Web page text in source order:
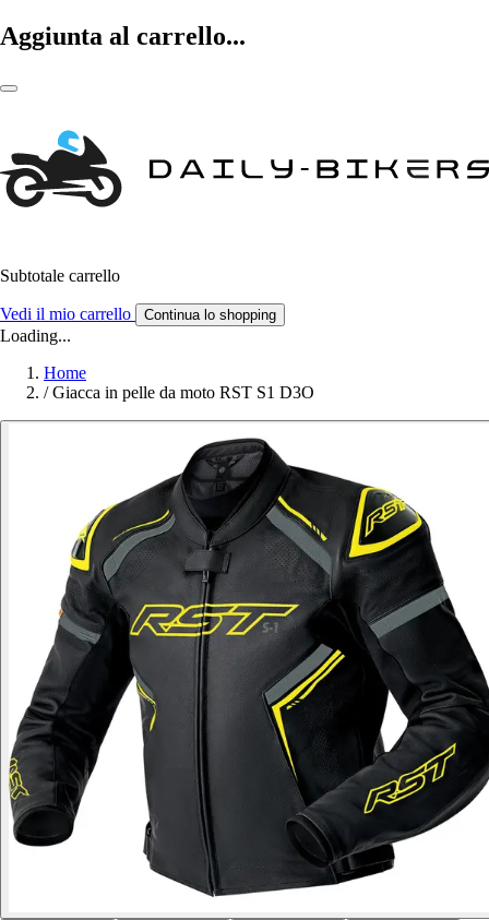
Aggiunta al carrello...
Subtotale carrello
Vedi il mio carrello Continua lo shopping
Loading...
Home
/ Giacca in pelle da moto RST S1 D3O